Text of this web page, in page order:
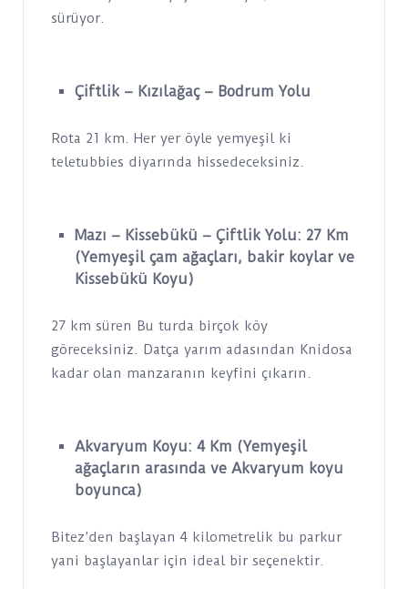
sürüyor.
Çiftlik – Kızılağaç – Bodrum Yolu
Rota 21 km. Her yer öyle yemyeşil ki
teletubbies diyarında hissedeceksiniz.
Mazı – Kissebükü – Çiftlik Yolu: 27 Km
(Yemyeşil çam ağaçları, bakir koylar ve
Kissebükü Koyu)
27 km süren Bu turda birçok köy
göreceksiniz. Datça yarım adasından Knidosa
kadar olan manzaranın keyfini çıkarın.
Akvaryum Koyu: 4 Km (Yemyeşil
ağaçların arasında ve Akvaryum koyu
boyunca)
Bitez’den başlayan 4 kilometrelik bu parkur
yani başlayanlar için ideal bir seçenektir.